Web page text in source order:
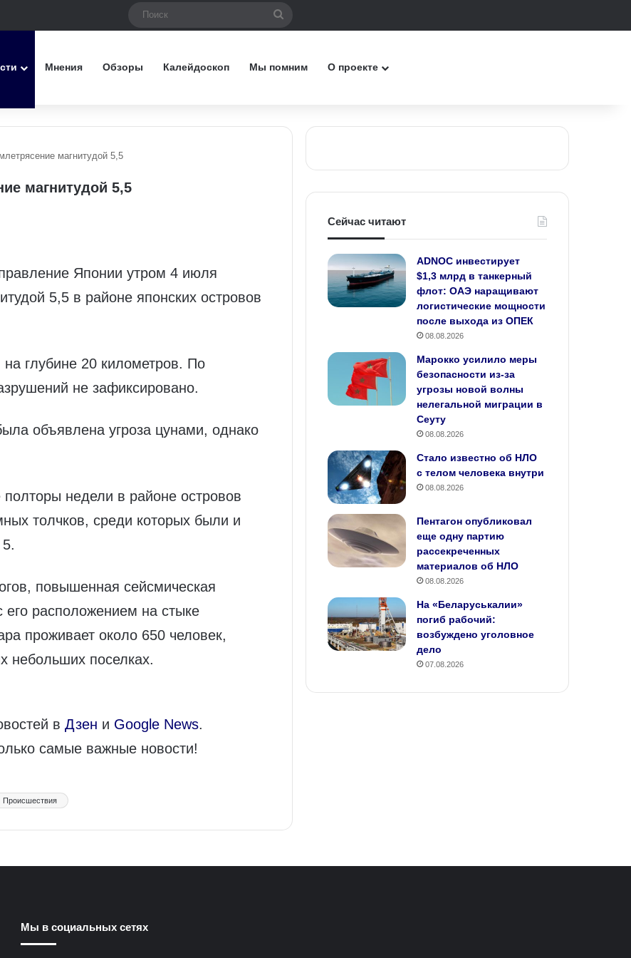
Мнения Обзоры Калейдоскоп Мы помним О проекте
магнитудой 5,5
магнитудой 5,5
Японии утром 4 июля
5,5 в районе японских островов
глубине 20 километров. По
не зафиксировано.
объявлена угроза цунами, однако
недели в районе островов
толчков, среди которых были и
повышенная сейсмическая
его расположением на стыке
проживает около 650 человек,
небольших поселках.
в Дзен и Google News.
самые важные новости!
Происшествия
Сейчас читают
ADNOC инвестирует
$1,3 млрд в танкерный
флот: ОАЭ наращивают
логистические мощности
после выхода из ОПЕК
08.08.2026
Марокко усилило меры
безопасности из‑за
угрозы новой волны
нелегальной миграции в
Сеуту
08.08.2026
Стало известно об НЛО
с телом человека внутри
08.08.2026
Пентагон опубликовал
еще одну партию
рассекреченных
материалов об НЛО
08.08.2026
На «Беларуськалии»
погиб рабочий:
возбуждено уголовное
дело
07.08.2026
Мы в социальных сетях